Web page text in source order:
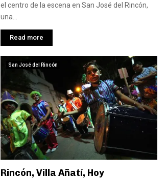
el centro de la escena en San José del Rincón,
una...
Read more
San José del Rincón
Rincón, Villa Añatí, Hoy